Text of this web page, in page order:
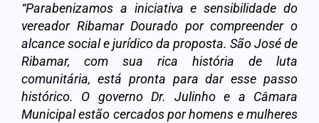
“Parabenizamos a iniciativa e sensibilidade do
vereador Ribamar Dourado por compreender o
alcance social e jurídico da proposta. São José de
Ribamar, com sua rica história de luta
comunitária, está pronta para dar esse passo
histórico. O governo Dr. Julinho e a Câmara
Municipal estão cercados por homens e mulheres